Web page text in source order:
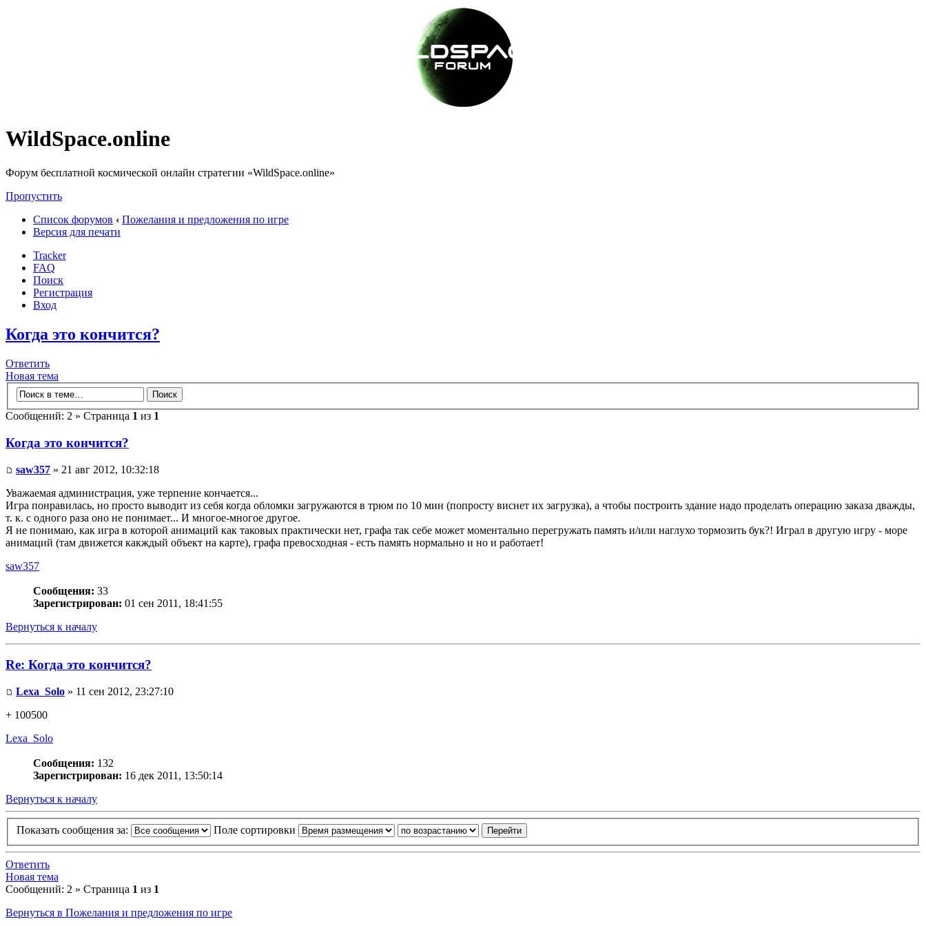
WildSpace.online
Форум бесплатной космической онлайн стратегии «WildSpace.online»
Пропустить
Список форумов ‹ Пожелания и предложения по игре
Версия для печати
Tracker
FAQ
Поиск
Регистрация
Вход
Когда это кончится?
Ответить
Новая тема
Сообщений: 2 » Страница 1 из 1
Когда это кончится?
saw357 » 21 авг 2012, 10:32:18
Уважаемая администрация, уже терпение кончается...
Игра понравилась, но просто выводит из себя когда обломки загружаются в трюм по 10 мин (попросту виснет их загрузка), а чтобы построить здание надо проделать операцию заказа дважды,
т. к. с одного раза оно не понимает... И многое-многое другое.
Я не понимаю, как игра в которой анимаций как таковых практически нет, графа так себе может моментально перегружать память и/или наглухо тормозить бук?! Играл в другую игру - море
анимаций (там движется какждый объект на карте), графа превосходная - есть память нормально и но и работает!
saw357
Сообщения: 33
Зарегистрирован: 01 сен 2011, 18:41:55
Вернуться к началу
Re: Когда это кончится?
Lexa_Solo » 11 сен 2012, 23:27:10
+ 100500
Lexa_Solo
Сообщения: 132
Зарегистрирован: 16 дек 2011, 13:50:14
Вернуться к началу
Показать сообщения за: Поле сортировки
Ответить
Новая тема
Сообщений: 2 » Страница 1 из 1
Вернуться в Пожелания и предложения по игре